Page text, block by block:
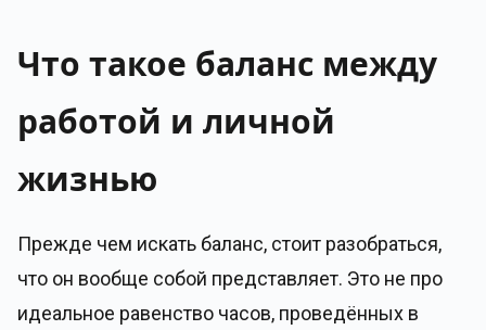
Что такое баланс между
работой и личной
жизнью
Прежде чем искать баланс, стоит разобраться,
что он вообще собой представляет. Это не про
идеальное равенство часов, проведённых в